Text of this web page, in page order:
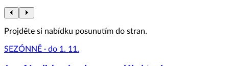
Projděte si nabídku posunutím do stran.
SEZÓNNĚ · do 1. 11.